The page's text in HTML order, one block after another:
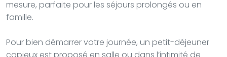
mesure, parfaite pour les séjours prolongés ou en
famille.
Pour bien démarrer votre journée, un petit-déjeuner
copieux est proposé en salle ou dans l’intimité de